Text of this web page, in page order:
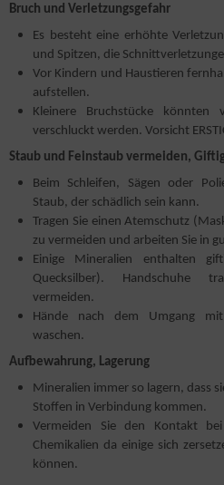
Bruch und Verletzungsgefahr
Es besteht eine erhöhte
und Spitzen, die
Vor Kindern und Haustieren
aufstellen.
Kleinere Bruchstücke könnten
verschluckt werden. Vorsicht
Staub und Feinstaub vermeiden,
Beim Schleifen, Sägen oder
Staub, der schädlich sein kann.
Tragen Sie einen Atemschutz
zu vermeiden und arbeiten Sie in
Einige Mineralien enthalten
Quecksilber). Handschuhe
vermeiden.
Hände nach dem Umgang
waschen.
Aufbewahrung, Lagerung
Mineralien immer so lagern, dass
Stoffen in Verbindung kommen.
Vermeiden Sie den Kontakt
Chemikalien da einige sich
können.